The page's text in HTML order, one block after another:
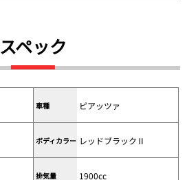
スペック
車種 ピアッツァ
ボディカラー レッドブラックⅡ
排気量 1900cc